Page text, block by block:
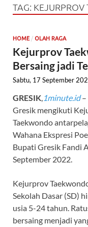
TAG:
HOME / OLAH RAGA
Kejurprov
Bersaing jadi
Sabtu, 17 September
GRESIK 1minute.id–
Gresik mengikuti
Taekwondo
Wahana Ekspresi
Bupati Gresik Fandi
September 2022.
Kejurprov
Sekolah Dasar (SD)
usia 5-24 tahun.
bersaing menjadi